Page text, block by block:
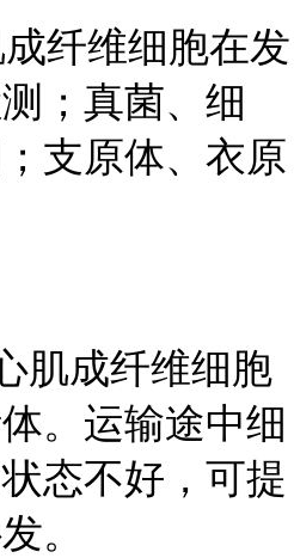
纤维细胞在发
；真菌、细
支原体、衣原
肌成纤维细胞
。运输途中细
态不好，可提
。